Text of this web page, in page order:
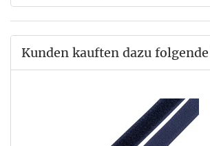
Kunden kauften dazu